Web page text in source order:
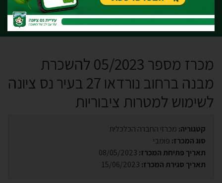
מכרזים
מכרז מספר 05/2023 להשכרת
מבנה ברחוב נורדאו 27 בעיר נס ציונה
לשימוש למטרות ציבוריות
קטגוריה: מכרזי החברה הכלכלית
סוג המכרז: פומבי
תאריך פתיחת המכרז: 08/05/2023
תאריך סגירת המכרז: 15/06/2023